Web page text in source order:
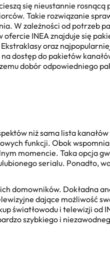
się nieustannie
Takie rozwiązanie
W zależności od potrzeb
INEA znajduje się
oraz
dostęp do pakietów
dobór odpowiedniego
niż samalista
funkcji. Obok
momencie. Taka opcja
serialu. Ponadto,
domowników. Dokładna
dające możliwość
światłowodu i telewizji od
szybkiego i